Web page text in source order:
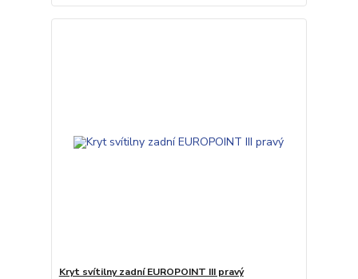
Kryt svítilny zadní EUROPOINT III pravý